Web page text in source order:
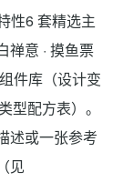
性6 套精选主
禅意 · 摸鱼票
件库（设计变
型配方表）。
述或一张参考
见